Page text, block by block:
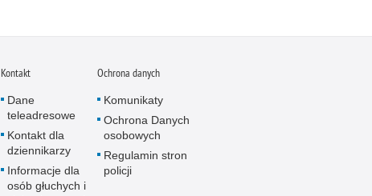
Kontakt
Dane
teleadresowe
Kontakt dla
dziennikarzy
Informacje dla
osób głuchych i
Ochrona danych
Komunikaty
Ochrona Danych
osobowych
Regulamin stron
policji